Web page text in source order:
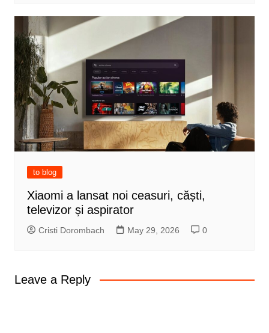
to blog
Xiaomi a lansat noi ceasuri, căști,
televizor și aspirator
Cristi Dorombach May 29, 2026 0
Leave a Reply